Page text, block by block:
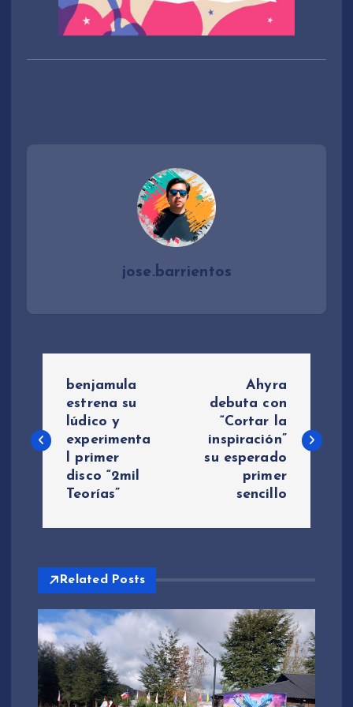
jose.barrientos
v
g
a
c
ó
benjamula
estrena su
lúdico y
experimenta
l primer
disco “2mil
Teorías”
Ahyra
debuta con
“Cortar la
inspiración”
su esperado
primer
sencillo
Related Posts